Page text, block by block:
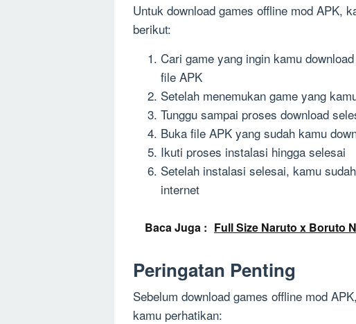
Untuk download games offline mod APK,
berikut:
Cari game yang ingin kamu
file APK
Setelah menemukan game yang
Tunggu sampai proses download
Buka file APK yang sudah kamu
Ikuti proses instalasi hingga selesai
Setelah instalasi selesai, kamu
internet
Baca Juga : Full Size Naruto x Boruto
Peringatan Penting
Sebelum download games offline mod
kamu perhatikan: